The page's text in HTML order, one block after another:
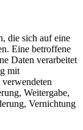
die sich auf eine
Eine betroffene
Daten verarbeitet
mit
Weitergabe,
Vernichtung